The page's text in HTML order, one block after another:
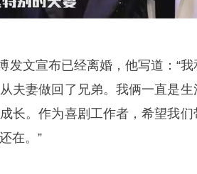
发文宣布已经离婚，他写道：“
夫妻做回了兄弟。我俩一直是
长。作为喜剧工作者，希望我
在。”